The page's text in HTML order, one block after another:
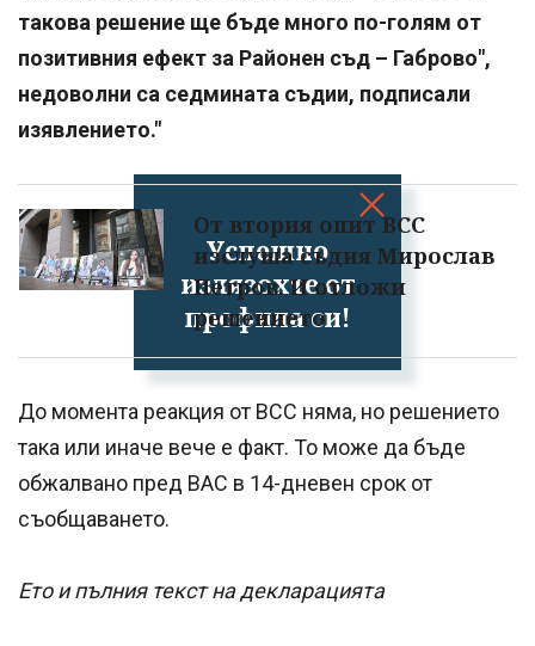
Успешно
излязохте от
профила си!
такова решение ще бъде много по-голям от
позитивния ефект за Районен съд – Габрово",
недоволни са седмината съдии, подписали
изявлението."
От втория опит ВСС
изслуша съдия Мирослав
Петров. И отложи
решението
До момента реакция от ВСС няма, но решението
така или иначе вече е факт. То може да бъде
обжалвано пред ВАС в 14-дневен срок от
съобщаването.
Ето и пълния текст на декларацията